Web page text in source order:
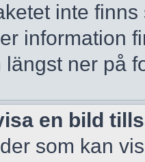
inte
information
ner på
en bild
som kan